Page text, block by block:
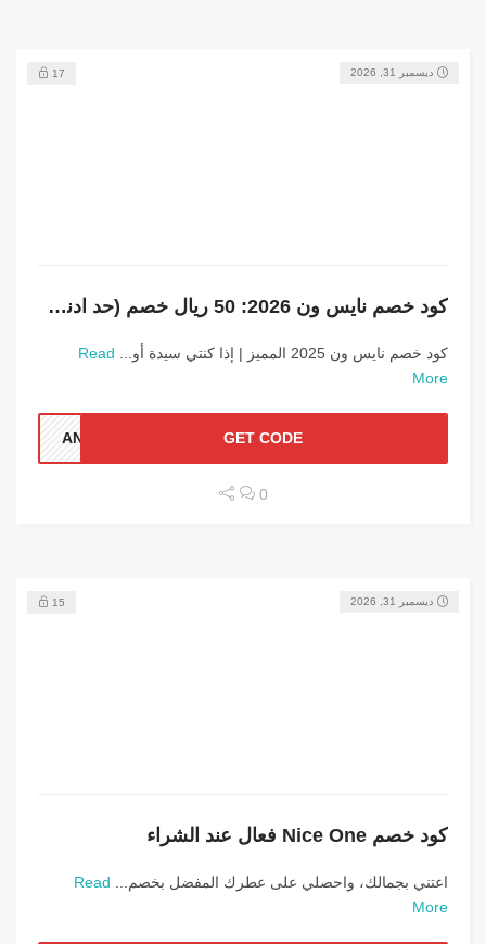
17
كود خصم نايس ون 2026: 50 ريال خصم (حد ادنى للطلب 500 ريال سعودى)
كود خصم نايس ون 2025 المميز | إذا كنتي سيدة أو...
Read
More
ديسمبر 31, 2026
GET CODE
0
15
كود خصم Nice One فعال عند الشراء
اعتني بجمالك، واحصلي على عطرك المفضل بخصم... Read
More
ديسمبر 31, 2026